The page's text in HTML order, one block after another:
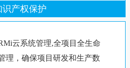
识产权保护
云系统管理,全项目全生命
理，确保项目研发和生产数